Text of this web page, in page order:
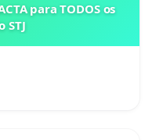
para TODOS os
STJ